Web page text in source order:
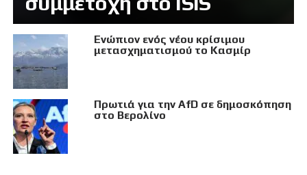
Eνώπιον ενός νέου κρίσιμου
μετασχηματισμού το Κασμίρ
Πρωτιά για την AfD σε δημοσκόπηση
στο Βερολίνο